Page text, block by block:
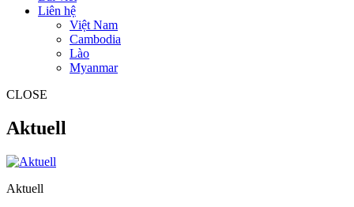
Liên hệ
Việt Nam
Cambodia
Lào
Myanmar
CLOSE
Aktuell
Aktuell